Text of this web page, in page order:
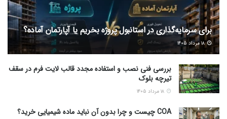
برای سرمایه‌گذاری در استانبول پروژه بخریم یا آپارتمان آماده؟
۱۸ مرداد ۱۴۰۵
بررسی فنی نصب و استفاده مجدد قالب لایت فرم در سقف
تیرچه بلوک
COA چیست و چرا بدون آن نباید ماده شیمیایی خرید؟